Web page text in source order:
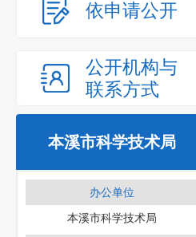
依申请公开
公开机构与
联系方式
本溪市科学技术局
办公单位
本溪市科学技术局